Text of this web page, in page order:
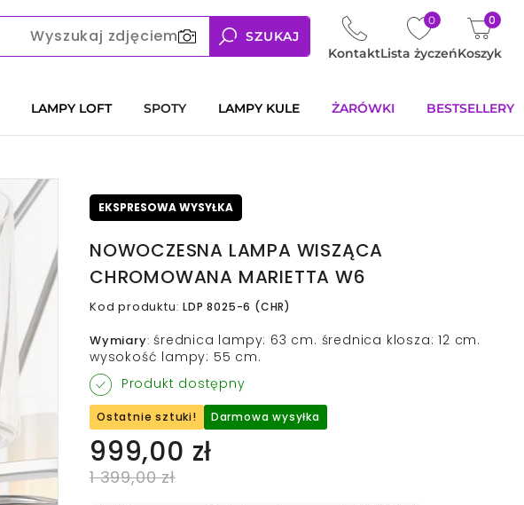
Wyszukaj zdjęciem SZUKAJ
0
Koszyk
0
Lista życzeń
Kontakt
LAMPY LOFT SPOTY LAMPY KULE ŻARÓWKI BESTSELLERY
EKSPRESOWA WYSYŁKA
NOWOCZESNA LAMPA WISZĄCA
CHROMOWANA MARIETTA W6
Kod produktu:LDP 8025-6 (CHR)
Wymiary: średnica lampy: 63 cm. średnica klosza: 12 cm.
wysokość lampy: 55 cm.
Produkt dostępny
Ostatnie sztuki! Darmowa wysyłka
999,00 zł
1 399,00 zł